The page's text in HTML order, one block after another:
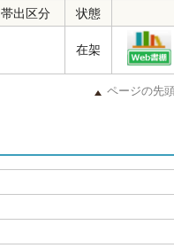
帯出区分 状態
在架
ページの先